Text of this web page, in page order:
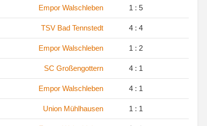
Empor Walschleben 1 : 5
TSV Bad Tennstedt 4 : 4
Empor Walschleben 1 : 2
SC Großengottern 4 : 1
Empor Walschleben 4 : 1
Union Mühlhausen 1 : 1